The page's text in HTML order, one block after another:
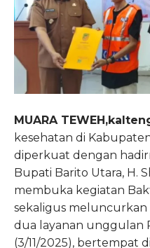
MUARA
kesehatan di
diperkuat dengan
Bupati Barito Utara, H.
membuka kegiatan
sekaligus meluncurkan
dua layanan unggulan
(3/11/2025), bertempat